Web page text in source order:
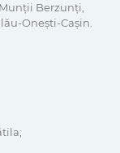
Berzunți,
Onești-Cașin.